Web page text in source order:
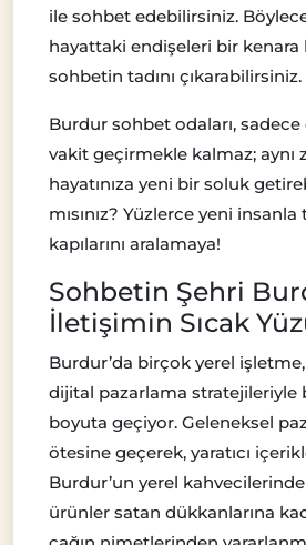
ile sohbet edebilirsiniz.
hayattaki endişeleri bir kenara
sohbetin tadını çıkarabilirsiniz.
Burdur sohbet odaları,
vakit geçirmekle kalmaz; aynı
hayatınıza yeni bir soluk
mısınız? Yüzlerce yeni insanla
kapılarını aralamaya!
Sohbetin Şehri
İletişimin Sıcak
Burdur’da birçok yerel
dijital pazarlama stratejileriyle
boyuta geçiyor. Geleneksel
ötesine geçerek, yaratıcı
Burdur’un yerel
ürünler satan dükkanlarına